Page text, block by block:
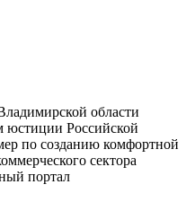
области
юстиции Российской
по созданию комфортной
сектора
портал